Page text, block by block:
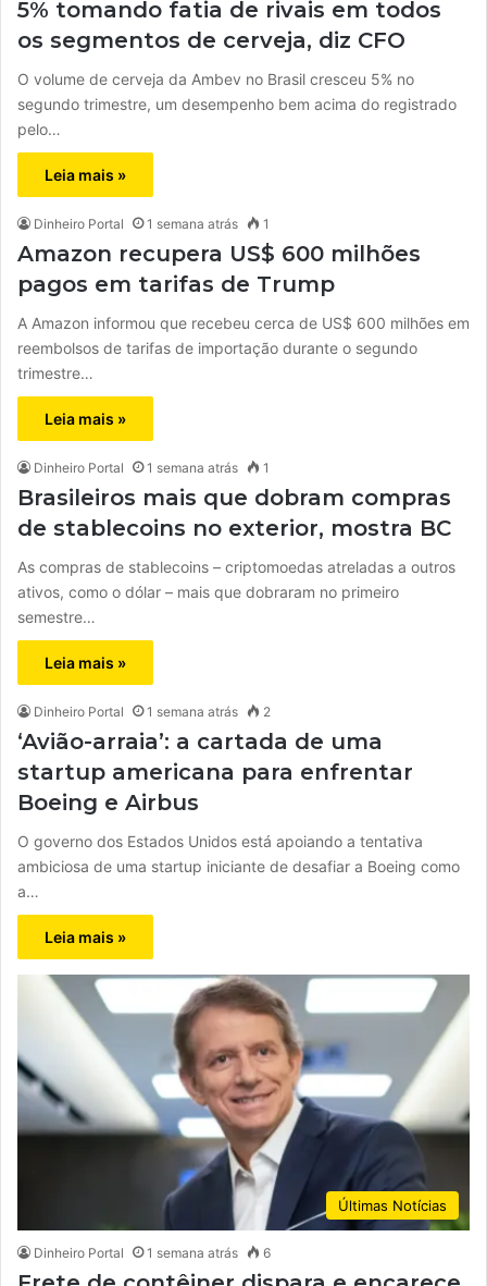
5% tomando fatia de rivais em todos
os segmentos de cerveja, diz CFO
O volume de cerveja da Ambev no Brasil cresceu 5% no
segundo trimestre, um desempenho bem acima do registrado
pelo…
Leia mais »
Dinheiro Portal 1 semana atrás 1
Amazon recupera US$ 600 milhões
pagos em tarifas de Trump
A Amazon informou que recebeu cerca de US$ 600 milhões em
reembolsos de tarifas de importação durante o segundo
trimestre…
Leia mais »
Dinheiro Portal 1 semana atrás 1
Brasileiros mais que dobram compras
de stablecoins no exterior, mostra BC
As compras de stablecoins – criptomoedas atreladas a outros
ativos, como o dólar – mais que dobraram no primeiro
semestre…
Leia mais »
Dinheiro Portal 1 semana atrás 2
‘Avião-arraia’: a cartada de uma
startup americana para enfrentar
Boeing e Airbus
O governo dos Estados Unidos está apoiando a tentativa
ambiciosa de uma startup iniciante de desafiar a Boeing como
a…
Leia mais »
Últimas Notícias
Dinheiro Portal 1 semana atrás 6